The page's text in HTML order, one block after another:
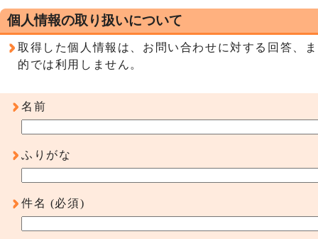
個人情報の取り扱いについて
取得した個人情報は、お問い合わせに対する回答、
的では利用しません。
名前
ふりがな
件名 (必須)